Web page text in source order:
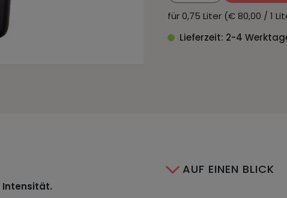
für 0,75 Liter (€ 80,00 / 1
Lieferzeit: 2-4
Intensität.
AUF EINEN BLICK